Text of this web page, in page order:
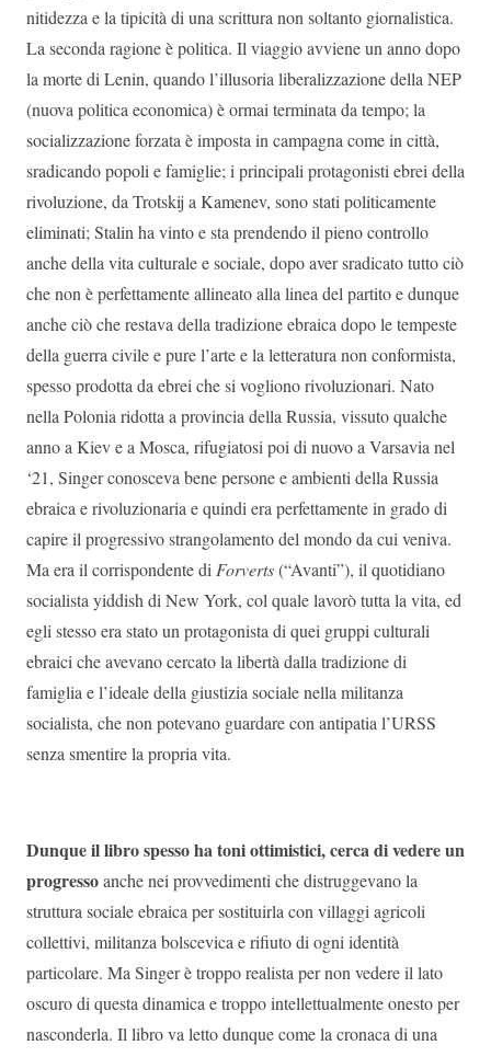
nitidezza e la tipicità di una scrittura non soltanto giornalistica.
La seconda ragione è politica. Il viaggio avviene un anno dopo
la morte di Lenin, quando l’illusoria liberalizzazione della NEP
(nuova politica economica) è ormai terminata da tempo; la
socializzazione forzata è imposta in campagna come in città,
sradicando popoli e famiglie; i principali protagonisti ebrei della
rivoluzione, da Trotskij a Kamenev, sono stati politicamente
eliminati; Stalin ha vinto e sta prendendo il pieno controllo
anche della vita culturale e sociale, dopo aver sradicato tutto ciò
che non è perfettamente allineato alla linea del partito e dunque
anche ciò che restava della tradizione ebraica dopo le tempeste
della guerra civile e pure l’arte e la letteratura non conformista,
spesso prodotta da ebrei che si vogliono rivoluzionari. Nato
nella Polonia ridotta a provincia della Russia, vissuto qualche
anno a Kiev e a Mosca, rifugiatosi poi di nuovo a Varsavia nel
‘21, Singer conosceva bene persone e ambienti della Russia
ebraica e rivoluzionaria e quindi era perfettamente in grado di
capire il progressivo strangolamento del mondo da cui veniva.
Ma era il corrispondente di Forverts(“Avanti”), il quotidiano
socialista yiddish di New York, col quale lavorò tutta la vita, ed
egli stesso era stato un protagonista di quei gruppi culturali
ebraici che avevano cercato la libertà dalla tradizione di
famiglia e l’ideale della giustizia sociale nella militanza
socialista, che non potevano guardare con antipatia l’URSS
senza smentire la propria vita.
Dunque il libro spesso ha toni ottimistici, cerca di vedere un
progressoanche nei provvedimenti che distruggevano la
struttura sociale ebraica per sostituirla con villaggi agricoli
collettivi, militanza bolscevica e rifiuto di ogni identità
particolare. Ma Singer è troppo realista per non vedere il lato
oscuro di questa dinamica e troppo intellettualmente onesto per
nasconderla. Il libro va letto dunque come la cronaca di una